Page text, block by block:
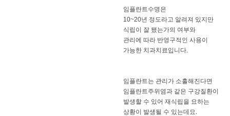
임플란트수명은
10~20년 정도라고 알려져 있지만
식립이 잘 됐는가의 여부와
관리에 따라 반영구적인 사용이
가능한 치과치료입니다.
임플란트는 관리가 소홀해진다면
임플란트주위염과 같은 구강질환이
발생할 수 있어 재식립을 요하는
상황이 발생될 수 있는데요.